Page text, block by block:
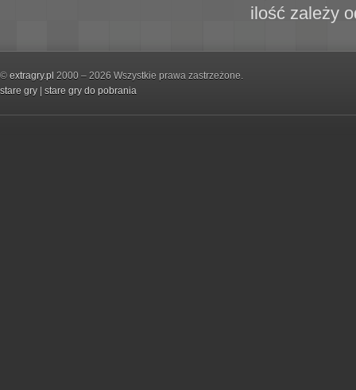
ilość zależy
© extragry.pl 2000 – 2026 Wszystkie prawa zastrzeżone.
stare gry
stare gry do pobrania